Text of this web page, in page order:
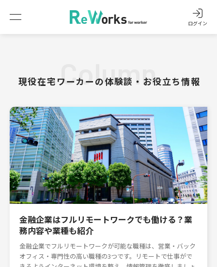
ログイン
現役在宅ワーカーの体験談・お役立ち情報
Column
金融企業はフルリモートワークでも働ける？業
務内容や業種も紹介
金融企業でフルリモートワークが可能な職種は、営業・バック
オフィス・専門性の高い職種の3つです。リモートで仕事がで